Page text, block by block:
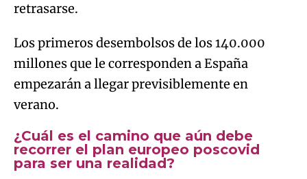
retrasarse.
Los primeros desembolsos de los 140.000
millones que le corresponden a España
empezarán a llegar previsiblemente en
verano.
¿Cuál es el camino que aún debe
recorrer el plan europeo poscovid
para ser una realidad?